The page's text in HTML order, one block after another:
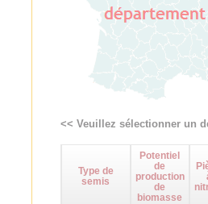
<< Veuillez sélectionner un
Type de
semis
Potentiel
de
production
de
biomasse